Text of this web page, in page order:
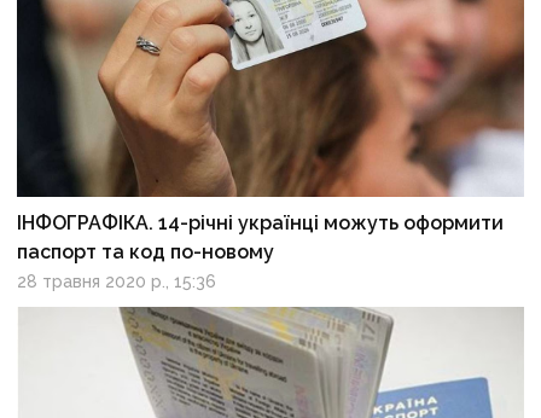
ІНФОГРАФІКА. 14-річні українці можуть оформити
паспорт та код по-новому
28 травня 2020 р., 15:36